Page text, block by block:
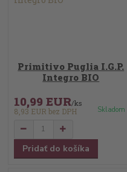
Primitivo Puglia I.G.P.
Integro BIO
10,99 EUR/ks
8,93 EUR bez DPH Skladom
Pridať do košíka